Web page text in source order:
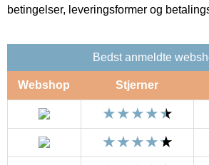
betingelser, leveringsformer og
Bedst anmeldte
Webshop Stjerner